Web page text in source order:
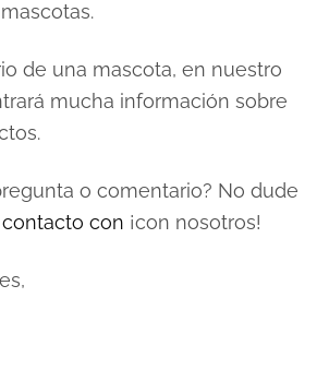
de una mascota, en nuestro
mucha información sobre
o comentario? No dude
con ¡con nosotros!